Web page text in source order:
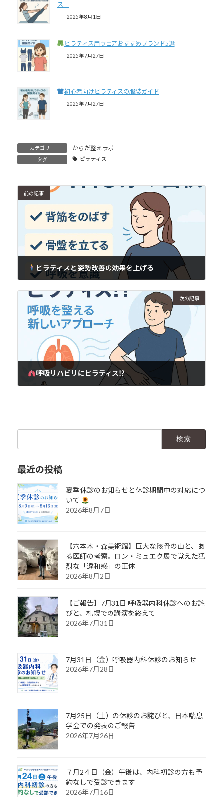
ス」
2025年8月1日
ピラティス用ウェアおすすめブランド5選
2025年7月27日
初心者向けピラティスの服装ガイド
2025年7月27日
カテゴリー からだ整えラボ
タグ ピラティス
前の記事
ピラティスと姿勢改善の効果を上げる
次の記事
呼吸リハビリにピラティス⁉
最近の投稿
夏季休診のお知らせと休診期間中の対応につ
いて
2026年8月7日
【六本木・森美術館】巨大な骸骨の山と、あ
る医師の考察。ロン・ミュエク展で覚えた猛
烈な「違和感」の正体
2026年8月2日
【ご報告】7月31日 呼吸器内科休診へのお詫
びと、札幌での講演を終えて
2026年7月31日
7月31日（金）呼吸器内科休診のお知らせ
2026年7月28日
7月25日（土）の休診のお詫びと、日本喘息
学会での発表のご報告
2026年7月26日
７月2４日（金）午後は、内科初診の方も予
約なしで受診できます
2026年7月16日